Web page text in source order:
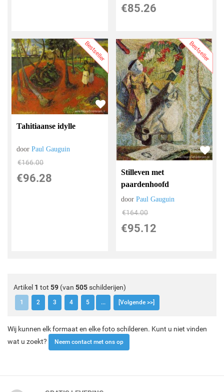
€85.26
Bestseller
Tahitiaanse idylle
doorPaul Gauguin
€166.00
€96.28
Bestseller
Stilleven met
paardenhoofd
doorPaul Gauguin
€164.00
€95.12
Artikel 1 tot 59 (van 505schilderijen)
1 2 3 4 5 ... [Volgende >>]
Wij kunnen elk formaat en elke foto schilderen. Kunt u niet vinden
wat u zoekt?
Neem contact met ons op